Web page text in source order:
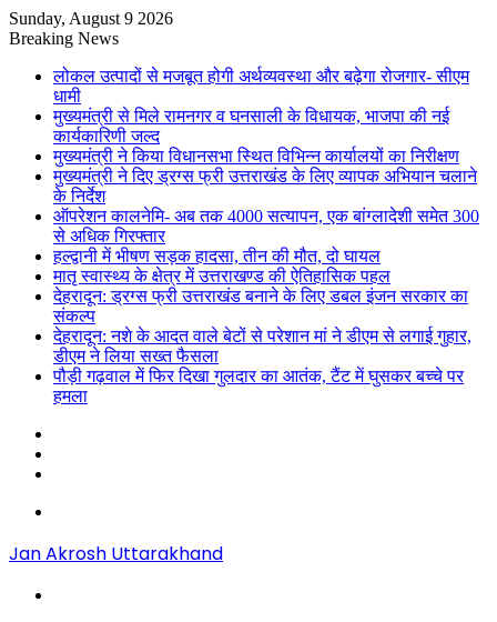
Sunday, August 9 2026
Breaking News
लोकल उत्पादों से मजबूत होगी अर्थव्यवस्था और बढ़ेगा रोजगार- सीएम
धामी
मुख्यमंत्री से मिले रामनगर व घनसाली के विधायक, भाजपा की नई
कार्यकारिणी जल्द
मुख्यमंत्री ने किया विधानसभा स्थित विभिन्न कार्यालयों का निरीक्षण
मुख्यमंत्री ने दिए ड्रग्स फ्री उत्तराखंड के लिए व्यापक अभियान चलाने
के निर्देश
ऑपरेशन कालनेमि- अब तक 4000 सत्यापन, एक बांग्लादेशी समेत 300
से अधिक गिरफ्तार
हल्द्वानी में भीषण सड़क हादसा, तीन की मौत, दो घायल
मातृ स्वास्थ्य के क्षेत्र में उत्तराखण्ड की ऐतिहासिक पहल
देहरादून: ड्रग्स फ्री उत्तराखंड बनाने के लिए डबल इंजन सरकार का
संकल्प
देहरादून: नशे के आदत वाले बेटों से परेशान मां ने डीएम से लगाई गुहार,
डीएम ने लिया सख्त फैसला
पौड़ी गढ़वाल में फिर दिखा गुलदार का आतंक, टैंट में घुसकर बच्चे पर
हमला
Jan Akrosh Uttarakhand